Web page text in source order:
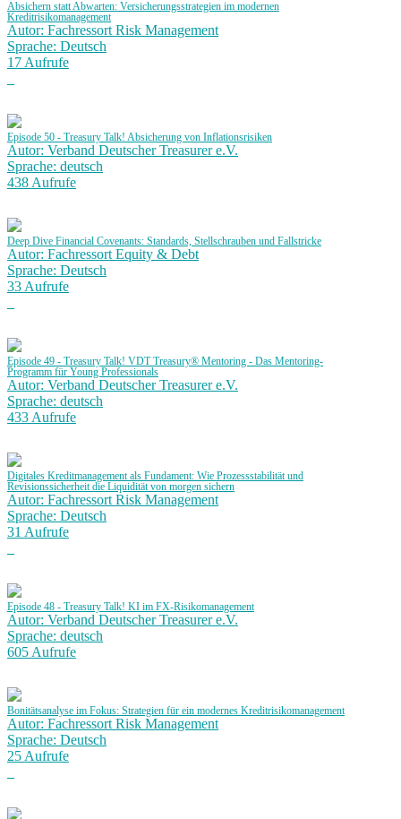
Absichern statt Abwarten: Versicherungsstrategien im modernen
Kreditrisikomanagement
Autor: Fachressort Risk Management
Sprache: Deutsch
17 Aufrufe
Episode 50 - Treasury Talk! Absicherung von Inflationsrisiken
Autor: Verband Deutscher Treasurer e.V.
Sprache: deutsch
438 Aufrufe
Deep Dive Financial Covenants: Standards, Stellschrauben und Fallstricke
Autor: Fachressort Equity & Debt
Sprache: Deutsch
33 Aufrufe
Episode 49 - Treasury Talk! VDT Treasury® Mentoring - Das Mentoring-
Programm für Young Professionals
Autor: Verband Deutscher Treasurer e.V.
Sprache: deutsch
433 Aufrufe
Digitales Kreditmanagement als Fundament: Wie Prozessstabilität und
Revisionssicherheit die Liquidität von morgen sichern
Autor: Fachressort Risk Management
Sprache: Deutsch
31 Aufrufe
Episode 48 - Treasury Talk! KI im FX-Risikomanagement
Autor: Verband Deutscher Treasurer e.V.
Sprache: deutsch
605 Aufrufe
Bonitätsanalyse im Fokus: Strategien für ein modernes Kreditrisikomanagement
Autor: Fachressort Risk Management
Sprache: Deutsch
25 Aufrufe